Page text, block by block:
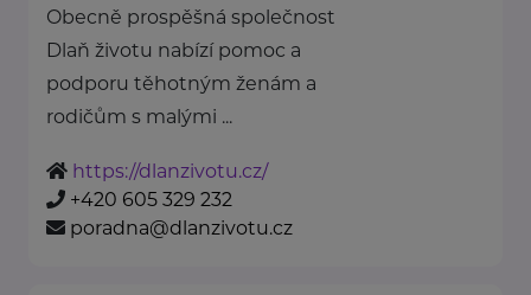
Obecně prospěšná společnost
Dlaň životu nabízí pomoc a
podporu těhotným ženám a
rodičům s malými ...
https://dlanzivotu.cz/
+420 605 329 232
poradna@dlanzivotu.cz